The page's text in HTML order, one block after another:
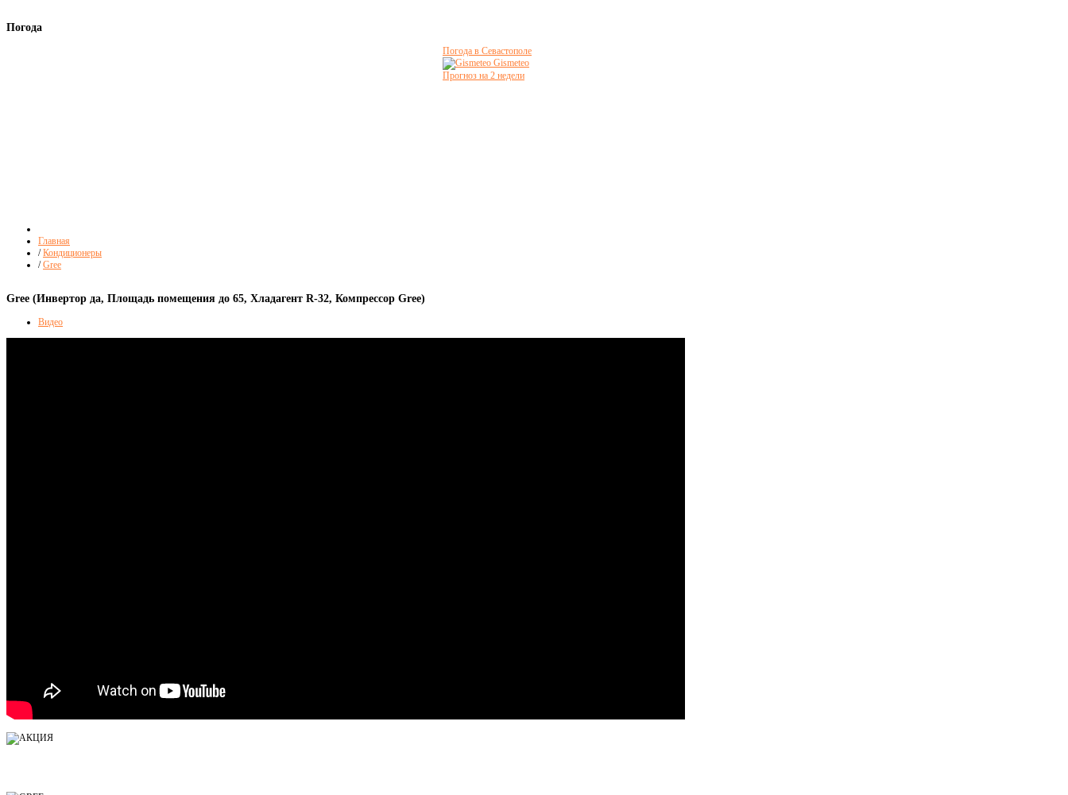
Погода
Погода в Севастополе
Gismeteo
Прогноз на 2 недели
Главная
/ Кондиционеры
/ Gree
Gree (Инвертор да, Площадь помещения до 65, Хладагент R-32, Компрессор Gree)
Видео